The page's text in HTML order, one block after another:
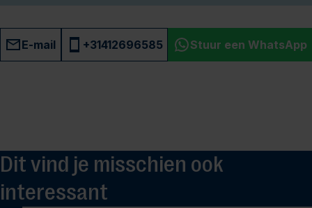
E-mail +31412696585 Stuur een WhatsApp
Dit vind je misschien ook
interessant